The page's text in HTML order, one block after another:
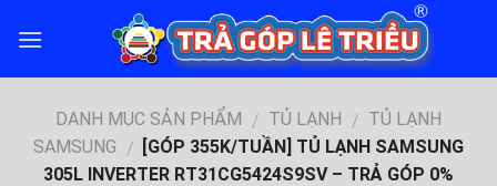
DANH MỤC SẢN PHẨM / TỦ LẠNH / TỦ LẠNH
SAMSUNG /
[GÓP 355K/TUẦN] TỦ LẠNH SAMSUNG
305L INVERTER RT31CG5424S9SV – TRẢ GÓP 0%